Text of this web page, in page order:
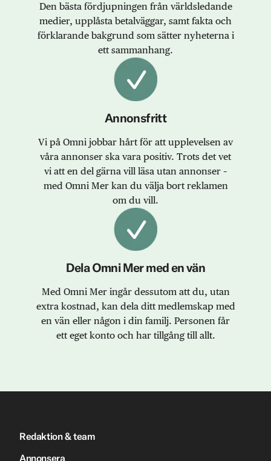
Den bästa fördjupningen från världsledande
medier, upplåsta betalväggar, samt fakta och
förklarande bakgrund som sätter nyheterna i
ett sammanhang.
Annonsfritt
Vi på Omni jobbar hårt för att upplevelsen av
våra annonser ska vara positiv. Trots det vet
vi att en del gärna vill läsa utan annonser –
med Omni Mer kan du välja bort reklamen
om du vill.
Dela Omni Mer med en vän
Med Omni Mer ingår dessutom att du, utan
extra kostnad, kan dela ditt medlemskap med
en vän eller någon i din familj. Personen får
ett eget konto och har tillgång till allt.
Redaktion & team
Annonsera